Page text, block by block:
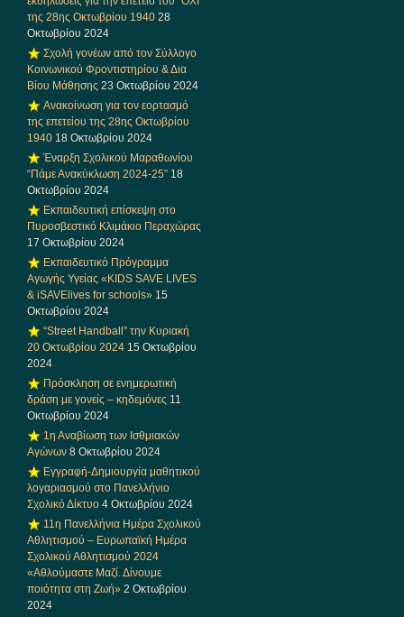
της 28ης Οκτωβρίου 1940 28
Οκτωβρίου 2024
Σχολή γονέων από τον Σύλλογο
Κοινωνικού Φροντιστηρίου & Δια
Βίου Μάθησης 23 Οκτωβρίου 2024
Ανακοίνωση για τον εορτασμό
της επετείου της 28ης Οκτωβρίου
1940 18 Οκτωβρίου 2024
Έναρξη Σχολικού Μαραθωνίου
“Πάμε Ανακύκλωση 2024-25” 18
Οκτωβρίου 2024
Εκπαιδευτική επίσκεψη στο
Πυροσβεστικό Κλιμάκιο Περαχώρας
17 Οκτωβρίου 2024
Εκπαιδευτικό Πρόγραμμα
Αγωγής Υγείας «KIDS SAVE LIVES
& iSAVElives for schools» 15
Οκτωβρίου 2024
“Street Handball” την Κυριακή
20 Οκτωβρίου 2024 15 Οκτωβρίου
2024
Πρόσκληση σε ενημερωτική
δράση με γονείς – κηδεμόνες 11
Οκτωβρίου 2024
1η Αναβίωση των Ισθμιακών
Αγώνων 8 Οκτωβρίου 2024
Εγγραφή-Δημιουργία μαθητικού
λογαριασμού στο Πανελλήνιο
Σχολικό Δίκτυο 4 Οκτωβρίου 2024
11η Πανελλήνια Ημέρα Σχολικού
Αθλητισμού – Ευρωπαϊκή Ημέρα
Σχολικού Αθλητισμού 2024
«Αθλούμαστε Μαζί. Δίνουμε
ποιότητα στη Ζωή» 2 Οκτωβρίου
2024